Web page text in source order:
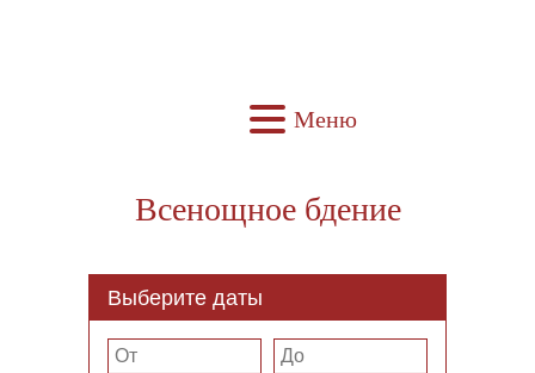
Меню
Всенощное бдение
Выберите даты